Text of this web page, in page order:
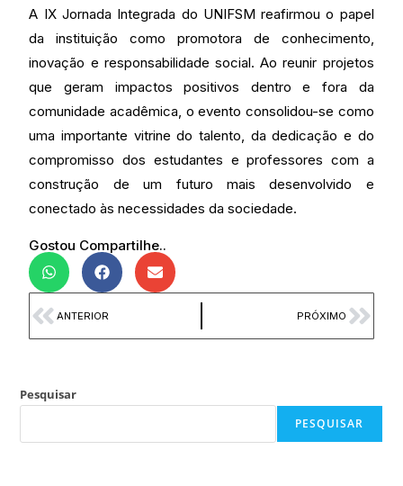
A IX Jornada Integrada do UNIFSM reafirmou o papel
da instituição como promotora de conhecimento,
inovação e responsabilidade social. Ao reunir projetos
que geram impactos positivos dentro e fora da
comunidade acadêmica, o evento consolidou-se como
uma importante vitrine do talento, da dedicação e do
compromisso dos estudantes e professores com a
construção de um futuro mais desenvolvido e
conectado às necessidades da sociedade.
Gostou Compartilhe..
ANTERIOR PRÓXIMO
Pesquisar
PESQUISAR